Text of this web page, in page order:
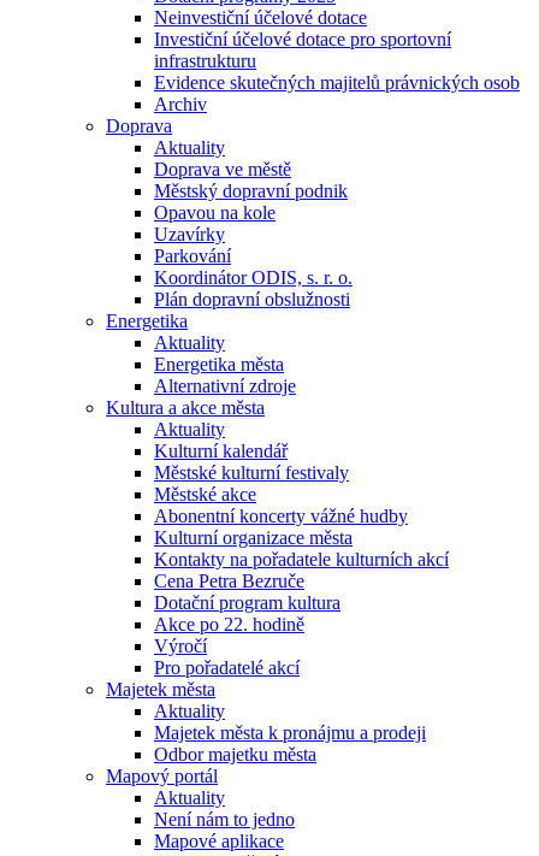
Neinvestiční účelové dotace
Investiční účelové dotace pro sportovní
infrastrukturu
Evidence skutečných majitelů právnických osob
Archiv
Doprava
Aktuality
Doprava ve městě
Městský dopravní podnik
Opavou na kole
Uzavírky
Parkování
Koordinátor ODIS, s. r. o.
Plán dopravní obslužnosti
Energetika
Aktuality
Energetika města
Alternativní zdroje
Kultura a akce města
Aktuality
Kulturní kalendář
Městské kulturní festivaly
Městské akce
Abonentní koncerty vážné hudby
Kulturní organizace města
Kontakty na pořadatele kulturních akcí
Cena Petra Bezruče
Dotační program kultura
Akce po 22. hodině
Výročí
Pro pořadatelé akcí
Majetek města
Aktuality
Majetek města k pronájmu a prodeji
Odbor majetku města
Mapový portál
Aktuality
Není nám to jedno
Mapové aplikace